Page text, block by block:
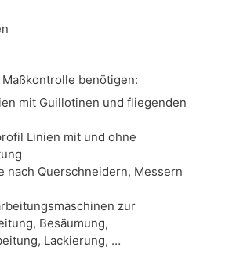
benötigen:
mit Guillotinen und fliegenden
Linien mit und ohne
nach Querschneidern, Messern
zur
Besäumung,
Lackierung, …